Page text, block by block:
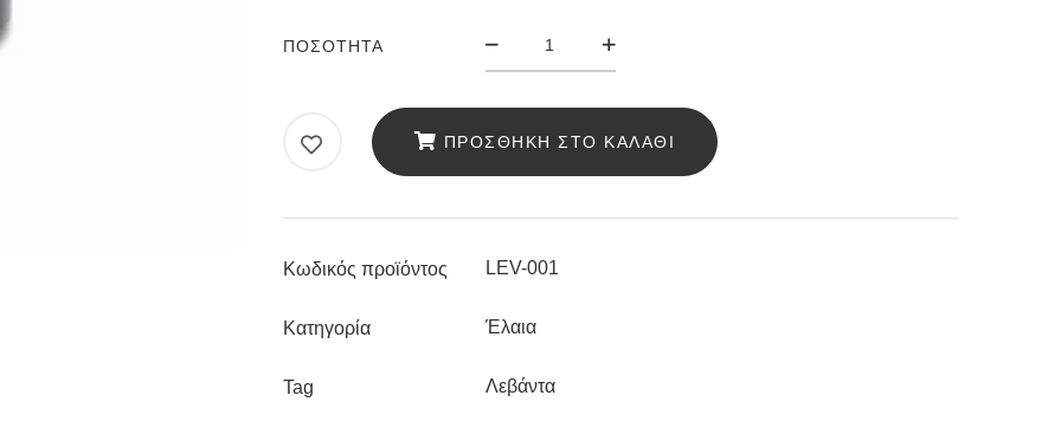
ΠΟΣΌΤΗΤΑ
Αιθέριο
ΠΡΟΣΘΉΚΗ ΣΤΟ ΚΑΛΆΘΙ
Κωδικός προϊόντος LEV-001
Κατηγορία Έλαια
Tag Λεβάντα